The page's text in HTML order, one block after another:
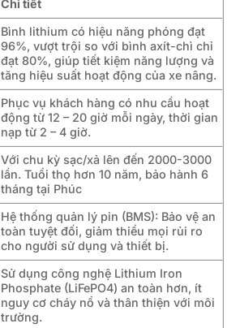
Chi tiết
Bình lithium có hiệu năng phóng đạt
96%, vượt trội so với bình axít-chì chỉ
đạt 80%, giúp tiết kiệm năng lượng và
tăng hiệu suất hoạt động của xe nâng.
Phục vụ khách hàng có nhu cầu hoạt
động từ 12 – 20 giờ mỗi ngày, thời gian
nạp từ 2 – 4 giờ.
Với chu kỳ sạc/xả lên đến 2000-3000
lần. Tuổi thọ hơn 10 năm, bảo hành 6
tháng tại Phúc
Hệ thống quản lý pin (BMS): Bảo vệ an
toàn tuyệt đối, giảm thiểu mọi rủi ro
cho người sử dụng và thiết bị.
Sử dụng công nghệ Lithium Iron
Phosphate (LiFePO4) an toàn hơn, ít
nguy cơ cháy nổ và thân thiện với môi
trường.